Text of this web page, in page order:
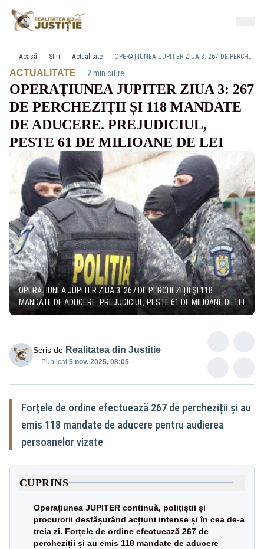
Acasă Știri Actualitate OPERAȚIUNEA JUPITER ZIUA 3: 267 DE PERCHEZIȚII ȘI 118 MANDATE DE ADUCERE. PREJUDICIUL, PESTE 61 DE MILIOANE DE LEI
ACTUALITATE· 2 min citire
OPERAȚIUNEA JUPITER ZIUA 3: 267
DE PERCHEZIȚII ȘI 118 MANDATE
DE ADUCERE. PREJUDICIUL,
PESTE 61 DE MILIOANE DE LEI
OPERAȚIUNEA JUPITER ZIUA 3: 267 DE PERCHEZIȚII ȘI 118
MANDATE DE ADUCERE. PREJUDICIUL, PESTE 61 DE MILIOANE DE LEI
Scris de Realitatea din Justitie
Publicat:5 nov. 2025, 08:05
Forțele de ordine efectuează 267 de percheziții și au
emis 118 mandate de aducere pentru audierea
persoanelor vizate
CUPRINS
Operațiunea JUPITER continuă, polițiștii și
procurorii desfășurând acțiuni intense și în cea de-a
treia zi. Forțele de ordine efectuează 267 de
percheziții și au emis 118 mandate de aducere